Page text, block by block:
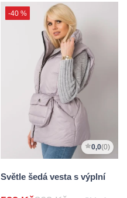
-40 %
0,0(0)
Světle šedá vesta s výplní